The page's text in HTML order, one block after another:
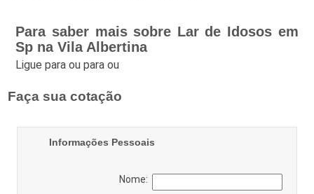
Para saber mais sobre Lar de Idosos em
Sp na Vila Albertina
Ligue paraou paraou
Faça sua cotação
Informações Pessoais
Nome: